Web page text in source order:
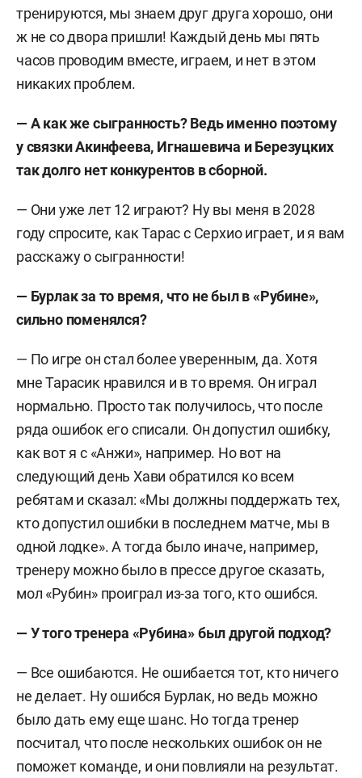
тренируются, мы знаем друг друга хорошо, они
ж не со двора пришли! Каждый день мы пять
часов проводим вместе, играем, и нет в этом
никаких проблем.
— А как же сыгранность? Ведь именно поэтому
у связки Акинфеева, Игнашевича и Березуцких
так долго нет конкурентов в сборной.
— Они уже лет 12 играют? Ну вы меня в 2028
году спросите, как Тарас с Серхио играет, и я вам
расскажу о сыгранности!
— Бурлак за то время, что не был в «Рубине»,
сильно поменялся?
— По игре он стал более уверенным, да. Хотя
мне Тарасик нравился и в то время. Он играл
нормально. Просто так получилось, что после
ряда ошибок его списали. Он допустил ошибку,
как вот я с «Анжи», например. Но вот на
следующий день Хави обратился ко всем
ребятам и сказал: «Мы должны поддержать тех,
кто допустил ошибки в последнем матче, мы в
одной лодке». А тогда было иначе, например,
тренеру можно было в прессе другое сказать,
мол «Рубин» проиграл из-за того, кто ошибся.
— У того тренера «Рубина» был другой подход?
— Все ошибаются. Не ошибается тот, кто ничего
не делает. Ну ошибся Бурлак, но ведь можно
было дать ему еще шанс. Но тогда тренер
посчитал, что после нескольких ошибок он не
поможет команде, и они повлияли на результат.